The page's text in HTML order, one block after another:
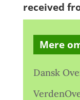
received
Mere
Dansk